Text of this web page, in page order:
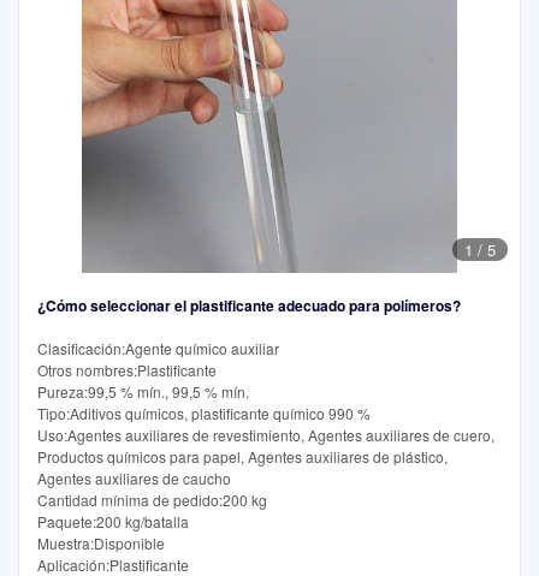
1 / 5
¿Cómo seleccionar el plastificante adecuado para polímeros?
Clasificación:Agente químico auxiliar
Otros nombres:Plastificante
Pureza:99,5 % mín., 99,5 % mín.
Tipo:Aditivos químicos, plastificante químico 990 %
Uso:Agentes auxiliares de revestimiento, Agentes auxiliares de cuero,
Productos químicos para papel, Agentes auxiliares de plástico,
Agentes auxiliares de caucho
Cantidad mínima de pedido:200 kg
Paquete:200 kg/batalla
Muestra:Disponible
Aplicación:Plastificante